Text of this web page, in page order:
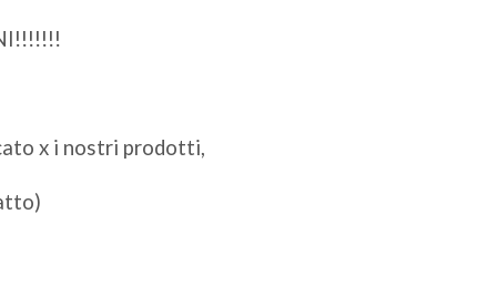
x i nostri prodotti,